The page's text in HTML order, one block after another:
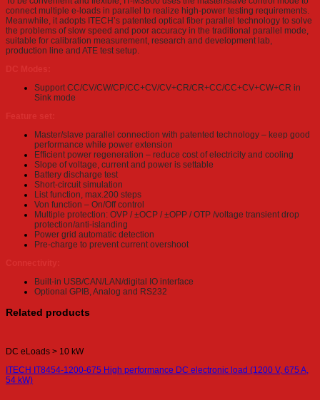
connect multiple e-loads in parallel to realize high-power testing requirements.
Meanwhile, it adopts ITECH’s patented optical fiber parallel technology to solve
the problems of slow speed and poor accuracy in the traditional parallel mode,
suitable for calibration measurement, research and development lab,
production line and ATE test setup.
Support CC/CV/CW/CP/CC+CV/CV+CR/CR+CC/CC+CV+CW+CR in
Sink mode
Master/slave parallel connection with patented technology – keep good
performance while power extension
Efficient power regeneration – reduce cost of electricity and cooling
Slope of voltage, current and power is settable
Battery discharge test
Short-circuit simulation
List function, max.200 steps
Von function – On/Off control
Multiple protection: OVP / ±OCP / ±OPP / OTP /voltage transient drop
protection/anti-islanding
Power grid automatic detection
Pre-charge to prevent current overshoot
Built-in USB/CAN/LAN/digital IO interface
Optional GPIB, Analog and RS232
Related products
DC eLoads > 10 kW
ITECH IT8454-1200-675 High performance DC electronic load (1200 V, 675 A,
54 kW)